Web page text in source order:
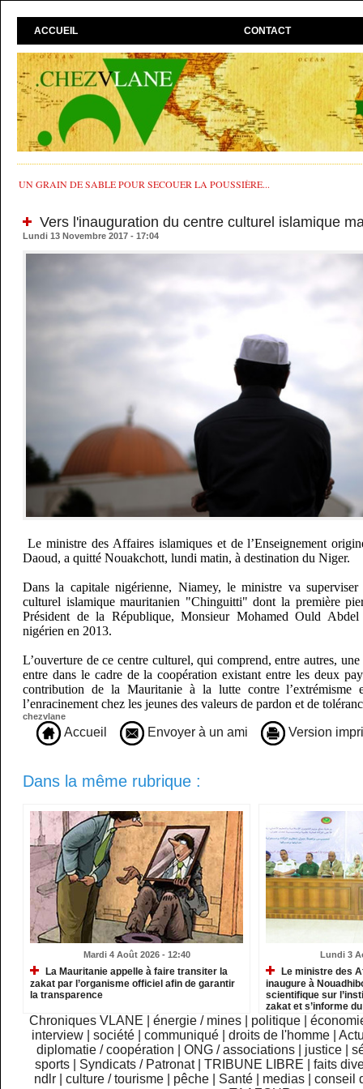
ACCUEIL CONTACT
UN GRAIN DE SABLE POUR SECOUER LA POUSSIÈRE...
Vers l'inauguration du centre culturel islamique
Lundi 13 Novembre 2017 - 17:04
Le ministre des Affaires islamiques et de l’Enseignement
Daoud, a quitté Nouakchott, lundi matin, à destination du Niger.
Dans la capitale nigérienne, Niamey, le ministre va superviser
culturel islamique mauritanien "Chinguitti" dont la première
Président de la République, Monsieur Mohamed Ould
nigérien en 2013.
L’ouverture de ce centre culturel, qui comprend, entre autres,
entre dans le cadre de la coopération existant entre les deux
contribution de la Mauritanie à la lutte contre l’extrémisme
l’enracinement chez les jeunes des valeurs de pardon et de
chezvlane
Accueil Envoyer à un ami Version
Dans la même rubrique :
Mardi 4 Août 2026 - 12:40
La Mauritanie appelle à faire transiter la
zakat par l’organisme officiel afin de garantir
la transparence
Lundi 3
Le ministre des
inaugure à
scientifique sur
zakat et s’informe
institutions relevant
Chroniques VLANE énergie / mines politique
interview
|société |communiqué |droits de l'homme |
diplomatie / coopération
ONG / associations justice
sports
Syndicats / Patronat TRIBUNE LIBRE
faits
ndlr
|culture / tourisme pêche Santé medias |conseil